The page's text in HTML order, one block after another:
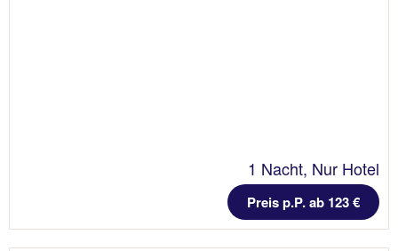
1 Nacht, Nur Hotel
Preis p.P. ab 123 €